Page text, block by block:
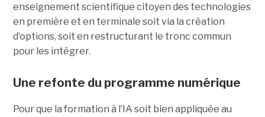
enseignement scientifique citoyen des technologies
en première et en terminale soit via la création
d’options, soit en restructurant le tronc commun
pour les intégrer.
Une refonte du programme numérique
Pour que la formation à l’IA soit bien appliquée au